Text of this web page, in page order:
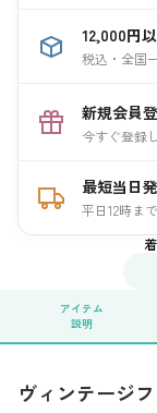
12,000円
税込・全国
新規会員
今すぐ登録
最短当日
平日12時ま
アイテム
説明
ヴィンテージ